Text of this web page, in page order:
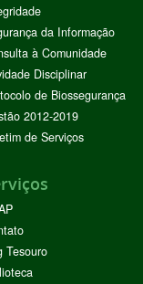
da Informação
à Comunidade
Disciplinar
de Biossegurança
2012-2019
de Serviços
Tesouro